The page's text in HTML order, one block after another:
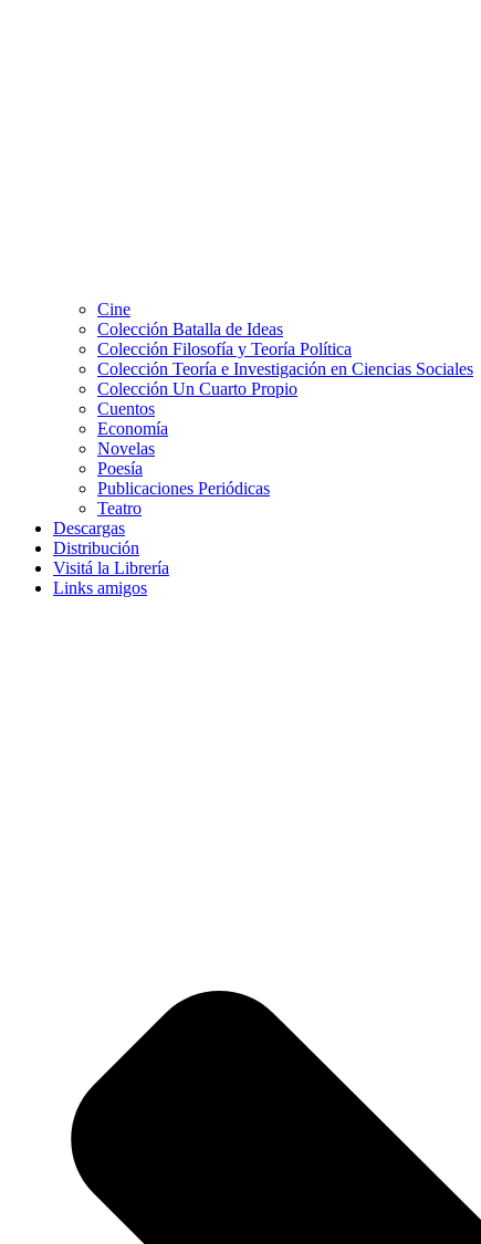
Cine
Colección Batalla de Ideas
Colección Filosofía y Teoría Política
Colección Teoría e Investigación en Ciencias Sociales
Colección Un Cuarto Propio
Cuentos
Economía
Novelas
Poesía
Publicaciones Periódicas
Teatro
Descargas
Distribución
Visitá la Librería
Links amigos